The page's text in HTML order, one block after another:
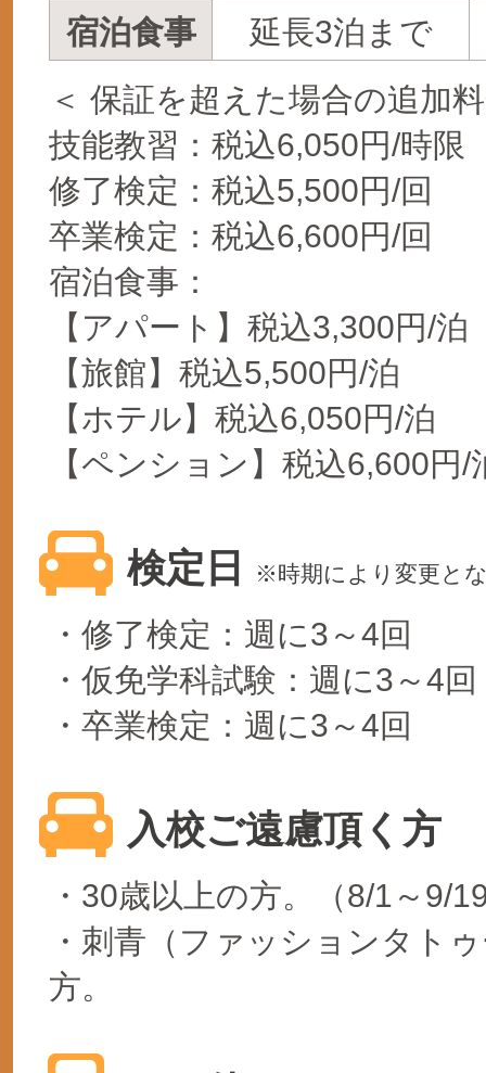
宿泊食事
延長3泊まで
＜ 保証を超えた場合の追加
技能教習：税込6,050円/時限
修了検定：税込5,500円/回
卒業検定：税込6,600円/回
宿泊食事：
【アパート】税込3,300円/泊
【旅館】税込5,500円/泊
【ホテル】税込6,050円/泊
【ペンション】税込6,600円/
検定日 ※時期により変更と
・修了検定：週に3～4回
・仮免学科試験：週に3～4回
・卒業検定：週に3～4回
入校ご遠慮頂く方
・30歳以上の方。（8/1～9/
・刺青（ファッションタト
方。